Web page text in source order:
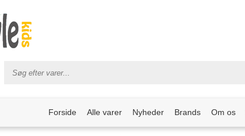
Forside Alle varer Nyheder Brands Om os